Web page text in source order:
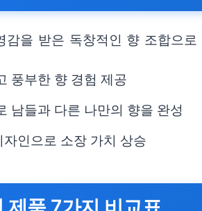
감을 받은 독창적인 향 조합으
풍부한 향 경험 제공
남들과 다른 나만의 향을 완성
인으로 소장 가치 상승